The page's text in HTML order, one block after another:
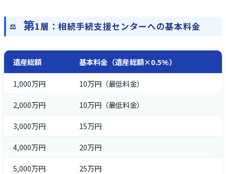
第1層：相続手続支援センターへの基本料金
遺産総額 基本料金（遺産総額×0.5%）
1,000万円
10万円（最低料金）
2,000万円
10万円（最低料金）
3,000万円
15万円
4,000万円
20万円
5,000万円
25万円